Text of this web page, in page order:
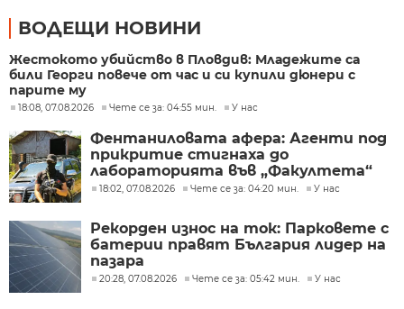
ВОДЕЩИ НОВИНИ
Жестокото убийство в Пловдив: Младежите са
били Георги повече от час и си купили дюнери с
парите му
18:08, 07.08.2026 Чете се за: 04:55 мин. У нас
Фентаниловата афера: Агенти под
прикритие стигнаха до
лабораторията във „Факултета“
18:02, 07.08.2026 Чете се за: 04:20 мин. У нас
Рекорден износ на ток: Парковете с
батерии правят България лидер на
пазара
20:28, 07.08.2026 Чете се за: 05:42 мин. У нас